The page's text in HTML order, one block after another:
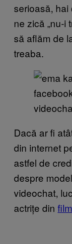
serioasă, hai
ne zică „nu-i
să aflăm de
treaba.
Dacă ar fi
din internet
astfel de
despre
videochat,
actrițe din